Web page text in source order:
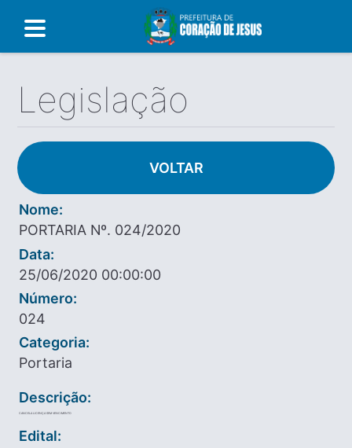
Legislação
VOLTAR
Nome:
PORTARIA Nº. 024/2020
Data:
25/06/2020 00:00:00
Número:
024
Categoria:
Portaria
Descrição:
CANCELA LICENÇA SEM VENCIMENTO
Edital: